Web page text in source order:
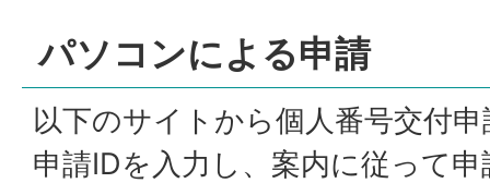
パソコンによる申請
以下のサイトから個人番号交付
申請IDを入力し、案内に従って